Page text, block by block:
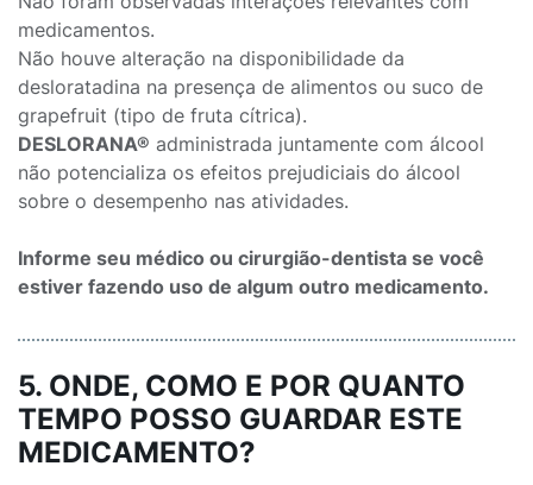
medicamentos.
Não houve alteração na disponibilidade da
desloratadina na presença de alimentos ou suco de
grapefruit (tipo de fruta cítrica).
DESLORANA® administrada juntamente com álcool
não potencializa os efeitos prejudiciais do álcool
sobre o desempenho nas atividades.
Informe seu médico ou cirurgião-dentista se você
estiver fazendo uso de algum outro medicamento.
5. ONDE, COMO E POR QUANTO
TEMPO POSSO GUARDAR ESTE
MEDICAMENTO?